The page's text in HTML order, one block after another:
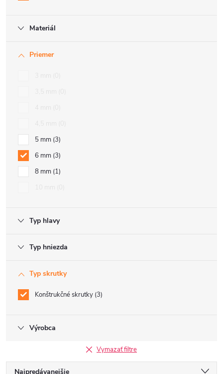
Materiál
Priemer
5 mm 3
6 mm 3
8 mm 1
Typ hlavy
Typ hniezda
Typ skrutky
Konštrukčné skrutky 3
Výrobca
Vymazať filtre
Najpredávanejšie